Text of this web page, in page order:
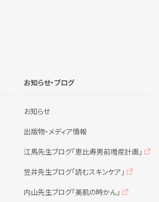
お知らせ・ブログ
お知らせ
出版物・メディア情報
江馬先生ブログ「恵比寿男前増産計画」
笠井先生ブログ「読むスキンケア」
内山先生ブログ「美肌の時かん」